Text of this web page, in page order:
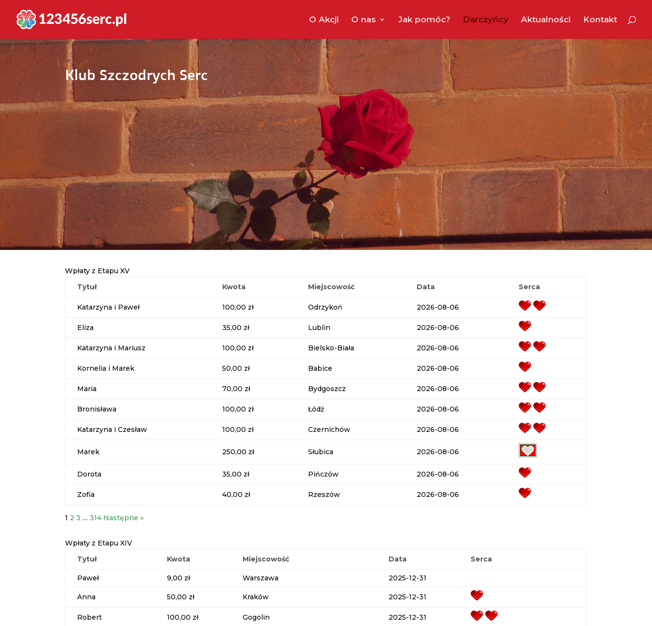
O Akcji O nas Jak pomóc? Darczyńcy Aktualności Kontakt
Klub Szczodrych Serc
Wpłaty z Etapu XV
Tytuł
Kwota Miejscowość Data Serca
Katarzyna i Paweł 100,00 zł Odrzykoń 2026-08-06
Eliza 35,00 zł Lublin 2026-08-06
Katarzyna i Mariusz 100,00 zł Bielsko-Biała 2026-08-06
Kornelia i Marek 50,00 zł Babice 2026-08-06
Maria 70,00 zł Bydgoszcz 2026-08-06
Bronisława 100,00 zł Łódź 2026-08-06
Katarzyna i Czesław 100,00 zł Czernichów 2026-08-06
Marek 250,00 zł Słubica 2026-08-06
Dorota 35,00 zł Pińczów 2026-08-06
Zofia 40,00 zł Rzeszów 2026-08-06
1 2 3 … 314 Następne »
Wpłaty z Etapu XIV
Tytuł
Kwota Miejscowość Data Serca
Paweł 9,00 zł Warszawa 2025-12-31
Anna 50,00 zł Kraków 2025-12-31
Robert 100,00 zł Gogolin 2025-12-31